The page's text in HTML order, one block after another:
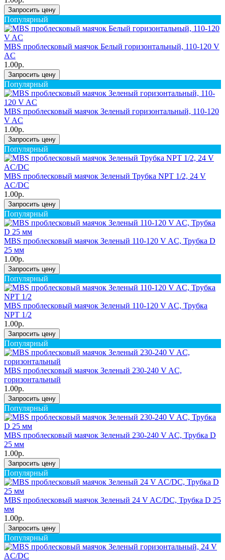
Запросить цену
Популярный
MBS проблесковый маячок Белый горизонтальный, 110-120 V
AC
1.00р.
Запросить цену
Популярный
MBS проблесковый маячок Зеленый горизонтальный, 110-120
V AC
1.00р.
Запросить цену
Популярный
MBS проблесковый маячок Зеленый Трубка NPT 1/2, 24 V
AC/DC
1.00р.
Запросить цену
Популярный
MBS проблесковый маячок Зеленый 110-120 V AC, Трубка D
25 мм
1.00р.
Запросить цену
Популярный
MBS проблесковый маячок Зеленый 110-120 V AC, Трубка
NPT 1/2
1.00р.
Запросить цену
Популярный
MBS проблесковый маячок Зеленый 230-240 V AC,
горизонтальный
1.00р.
Запросить цену
Популярный
MBS проблесковый маячок Зеленый 230-240 V AC, Трубка D
25 мм
1.00р.
Запросить цену
Популярный
MBS проблесковый маячок Зеленый 24 V AC/DC, Трубка D 25
мм
1.00р.
Запросить цену
Популярный